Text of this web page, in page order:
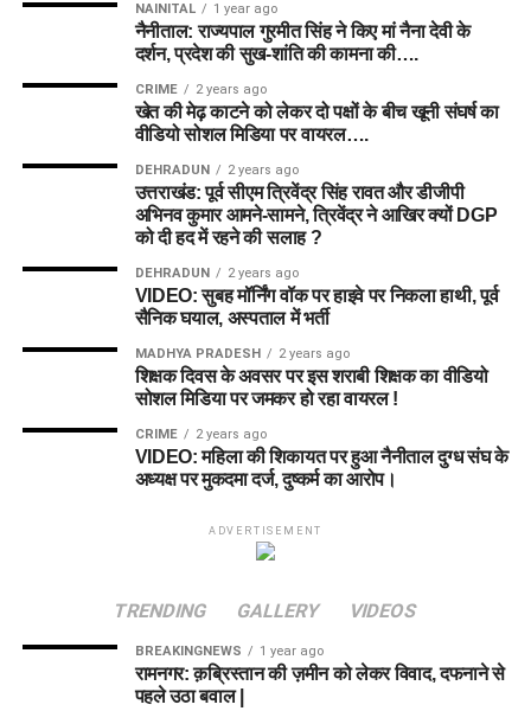
NAINITAL 1 year ago
नैनीताल: राज्यपाल गुरमीत सिंह ने किए मां नैना देवी के
दर्शन, प्रदेश की सुख-शांति की कामना की….
CRIME 2 years ago
खेत की मेढ़ काटने को लेकर दो पक्षों के बीच खूनी संघर्ष का
वीडियो सोशल मिडिया पर वायरल….
DEHRADUN 2 years ago
उत्तराखंड: पूर्व सीएम त्रिवेंद्र सिंह रावत और डीजीपी
अभिनव कुमार आमने-सामने, त्रिवेंद्र ने आखिर क्यों DGP
को दी हद में रहने की सलाह ?
DEHRADUN 2 years ago
VIDEO: सुबह मॉर्निंग वॉक पर हाइवे पर निकला हाथी, पूर्व
सैनिक घयाल, अस्पताल में भर्ती
MADHYA PRADESH 2 years ago
शिक्षक दिवस के अवसर पर इस शराबी शिक्षक का वीडियो
सोशल मिडिया पर जमकर हो रहा वायरल !
CRIME 2 years ago
VIDEO: महिला की शिकायत पर हुआ नैनीताल दुग्ध संघ के
अध्यक्ष पर मुकदमा दर्ज, दुष्कर्म का आरोप।
ADVERTISEMENT
TRENDING GALLERY VIDEOS
BREAKINGNEWS 1 year ago
रामनगर: क़ब्रिस्तान की ज़मीन को लेकर विवाद, दफनाने से
पहले उठा बवाल |